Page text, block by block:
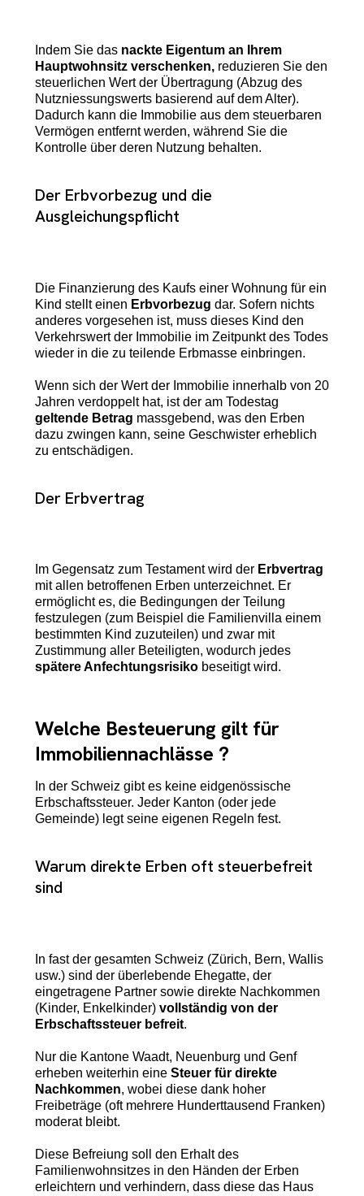
Indem Sie das nackte Eigentum an Ihrem
Hauptwohnsitz verschenken,reduzieren Sie den
steuerlichen Wert der Übertragung (Abzug des
Nutzniessungswerts basierend auf dem Alter).
Dadurch kann die Immobilie aus dem steuerbaren
Vermögen entfernt werden, während Sie die
Kontrolle über deren Nutzung behalten.
Der Erbvorbezug und die
Ausgleichungspflicht
Die Finanzierung des Kaufs einer Wohnung für ein
Kind stellt einen Erbvorbezug dar. Sofern nichts
anderes vorgesehen ist, muss dieses Kind den
Verkehrswert der Immobilie im Zeitpunkt des Todes
wieder in die zu teilende Erbmasse einbringen.
Wenn sich der Wert der Immobilie innerhalb von 20
Jahren verdoppelt hat, ist der am Todestag
geltende Betrag massgebend, was den Erben
dazu zwingen kann, seine Geschwister erheblich
zu entschädigen.
Der Erbvertrag
Im Gegensatz zum Testament wird der Erbvertrag
mit allen betroffenen Erben unterzeichnet. Er
ermöglicht es, die Bedingungen der Teilung
festzulegen (zum Beispiel die Familienvilla einem
bestimmten Kind zuzuteilen) und zwar mit
Zustimmung aller Beteiligten, wodurch jedes
spätere Anfechtungsrisikobeseitigt wird.
Welche Besteuerung gilt für
Immobiliennachlässe ?
In der Schweiz gibt es keine eidgenössische
Erbschaftssteuer. Jeder Kanton (oder jede
Gemeinde) legt seine eigenen Regeln fest.
Warum direkte Erben oft steuerbefreit
sind
In fast der gesamten Schweiz (Zürich, Bern, Wallis
usw.) sind der überlebende Ehegatte, der
eingetragene Partner sowie direkte Nachkommen
(Kinder, Enkelkinder) vollständig von der
Erbschaftssteuer befreit.
Nur die Kantone Waadt, Neuenburg und Genf
erheben weiterhin eine Steuer für direkte
Nachkommen, wobei diese dank hoher
Freibeträge (oft mehrere Hunderttausend Franken)
moderat bleibt.
Diese Befreiung soll den Erhalt des
Familienwohnsitzes in den Händen der Erben
erleichtern und verhindern, dass diese das Haus